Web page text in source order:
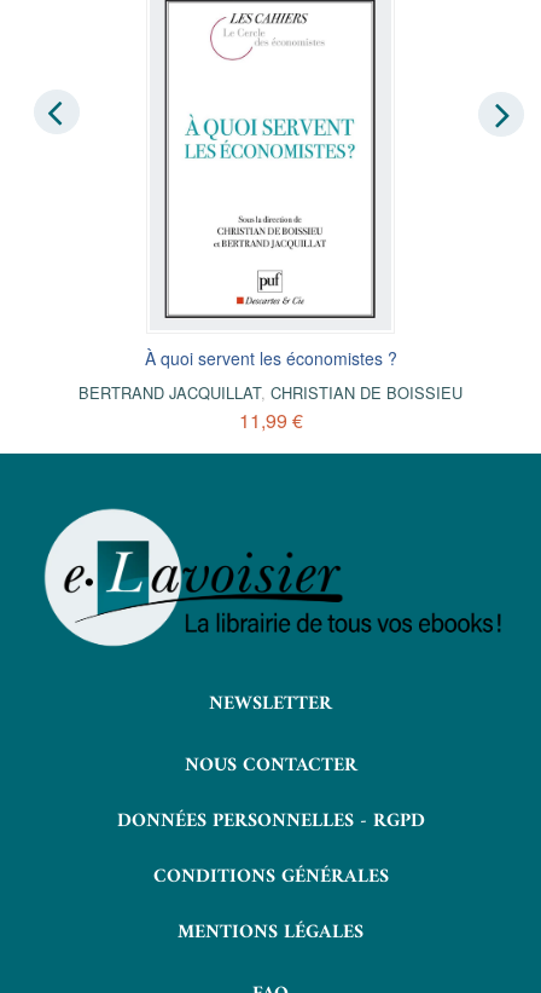
À quoi servent les économistes ?
BERTRAND JACQUILLAT, CHRISTIAN DE BOISSIEU
11,99 €
NEWSLETTER
NOUS CONTACTER
DONNÉES PERSONNELLES - RGPD
CONDITIONS GÉNÉRALES
MENTIONS LÉGALES